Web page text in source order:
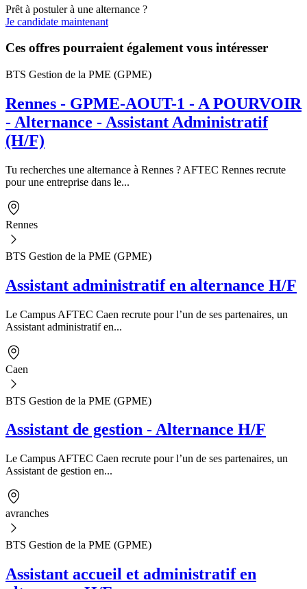
Prêt à postuler à une alternance ?
Je candidate maintenant
Ces offres pourraient également vous intéresser
BTS Gestion de la PME (GPME)
Rennes - GPME-AOUT-1 - A POURVOIR
- Alternance - Assistant Administratif
(H/F)
Tu recherches une alternance à Rennes ? AFTEC Rennes recrute
pour une entreprise dans le...
Rennes
BTS Gestion de la PME (GPME)
Assistant administratif en alternance H/F
Le Campus AFTEC Caen recrute pour l’un de ses partenaires, un
Assistant administratif en...
Caen
BTS Gestion de la PME (GPME)
Assistant de gestion - Alternance H/F
Le Campus AFTEC Caen recrute pour l’un de ses partenaires, un
Assistant de gestion en...
avranches
BTS Gestion de la PME (GPME)
Assistant accueil et administratif en